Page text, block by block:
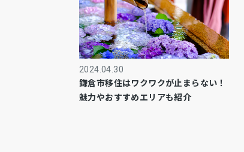
2024.04.30
鎌倉市移住はワクワクが止まらない！
魅力やおすすめエリアも紹介